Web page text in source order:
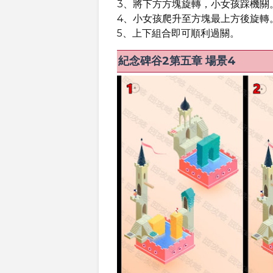
3、將下方方塊旋轉，小女孩踩機關
4、小女孩爬升至方塊最上方後旋轉
5、上下組合即可順利過關。
紀念碑谷2第五章 場景4